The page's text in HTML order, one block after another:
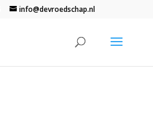
info@devroedschap.nl